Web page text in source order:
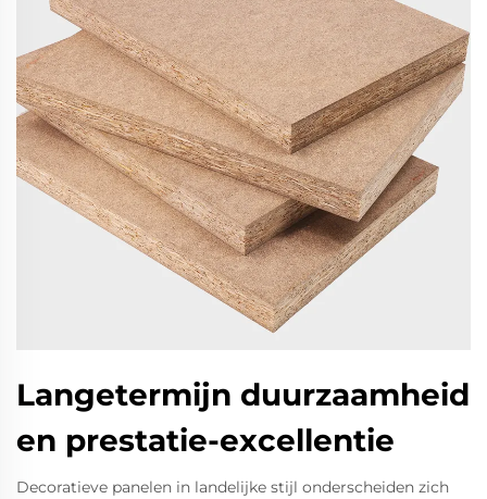
Langetermijn duurzaamheid
en prestatie-excellentie
Decoratieve panelen in landelijke stijl onderscheiden zich